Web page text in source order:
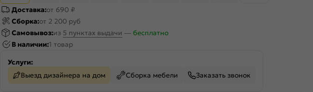
Доставка:от 690 ₽
Сборка:от 2 200 руб
Самовывоз:из 5 пунктах выдачи — бесплатно
В наличии:1 товар
Услуги:
Выезд дизайнера на дом
Сборка мебели Заказать звонок